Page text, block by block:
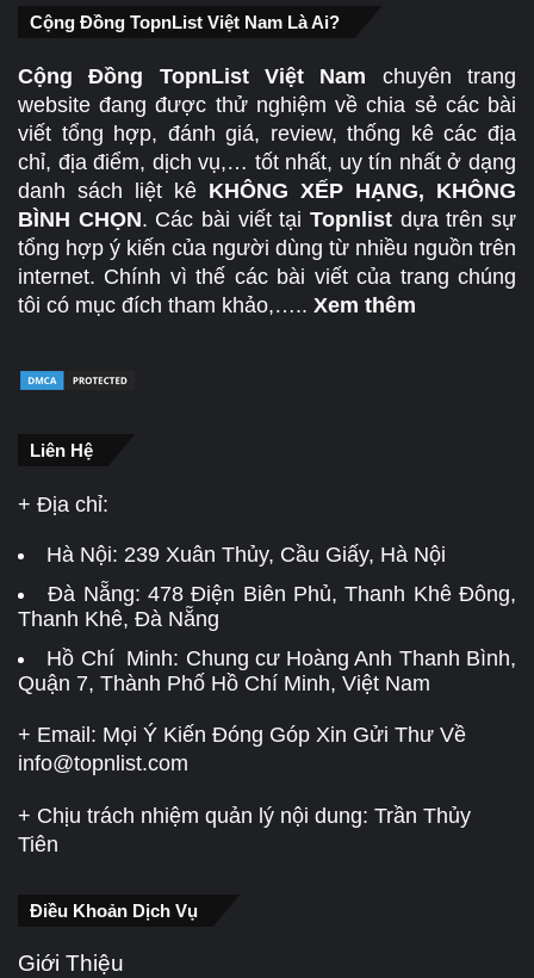
Khẩu Trang Vải Kháng Khuẩn Nên Chọn
Cộng Đồng TopnList Việt Nam Là Ai?
Cộng Đồng TopnList Việt Nam chuyên trang
website đang được thử nghiệm về chia sẻ các bài
viết tổng hợp, đánh giá, review, thống kê các địa
chỉ, địa điểm, dịch vụ,… tốt nhất, uy tín nhất ở dạng
danh sách liệt kê KHÔNG XẾP HẠNG, KHÔNG
BÌNH CHỌN. Các bài viết tạiTopnlist dựa trên sự
tổng hợp ý kiến của người dùng từ nhiều nguồn trên
internet. Chính vì thế các bài viết của trang chúng
tôi có mục đích tham khảo,….. Xem thêm
Liên Hệ
+ Địa chỉ:
Hà Nội: 239 Xuân Thủy, Cầu Giấy, Hà Nội
Đà Nẵng:478 Điện Biên Phủ, Thanh Khê Đông,
Thanh Khê, Đà Nẵng
Hồ Chí Minh: Chung cư Hoàng Anh Thanh Bình,
Quận 7, Thành Phố Hồ Chí Minh, Việt Nam
+ Email: Mọi Ý Kiến Đóng Góp Xin Gửi Thư Về
info@topnlist.com
+ Chịu trách nhiệm quản lý nội dung: Trần Thủy
Tiên
Điều Khoản Dịch Vụ
Giới Thiệu